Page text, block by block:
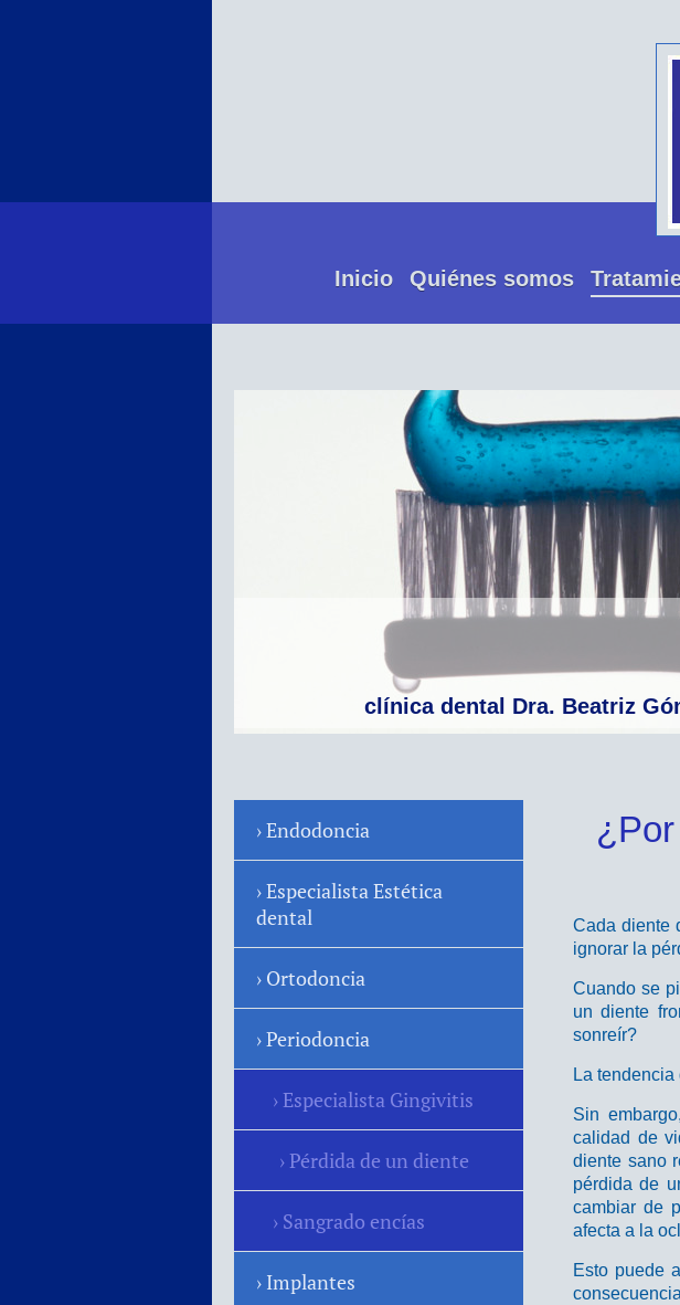
Inicio Quiénes somos
clínica dental Dra. Beatriz
Cada diente
ignorar la
Cuando se
un diente
sonreír?
La
Sin
calidad de
diente sano
pérdida de
cambiar de
afecta a la
Esto puede
Endodoncia
Especialista Estética
dental
Ortodoncia
Periodoncia
Especialista Gingivitis
Pérdida de un diente
Sangrado encías
Implantes